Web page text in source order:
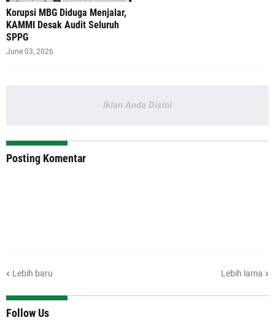
Korupsi MBG Diduga Menjalar,
KAMMI Desak Audit Seluruh
SPPG
June 03, 2026
Iklan Anda Disini
Posting Komentar
Lebih baru Lebih lama
Follow Us